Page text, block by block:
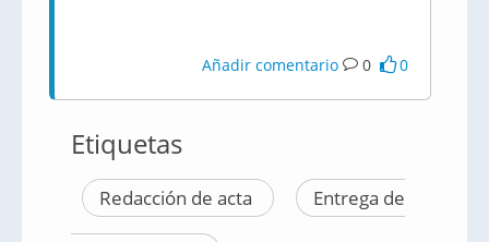
Añadir comentario 0 0
Etiquetas
Redacción de acta Entrega de